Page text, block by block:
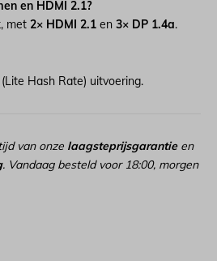
en HDMI 2.1?
met 2× HDMI 2.1 en 3× DP 1.4a.
(Lite Hash Rate) uitvoering.
van onze laagsteprijsgarantieen
. Vandaag besteld voor 18:00, morgen